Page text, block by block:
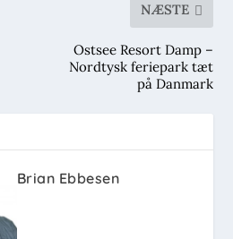
NÆSTE
Ostsee Resort Damp –
Nordtysk feriepark tæt
på Danmark
Brian Ebbesen